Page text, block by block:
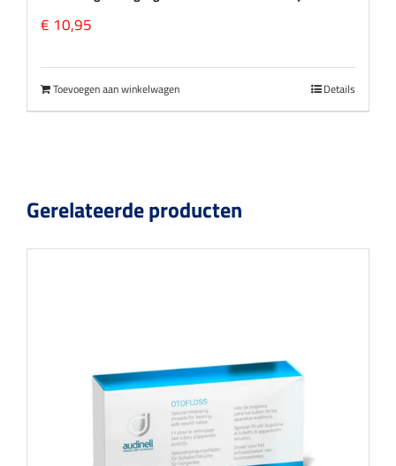
€ 10,95
Toevoegen aan winkelwagen Details
Gerelateerde producten